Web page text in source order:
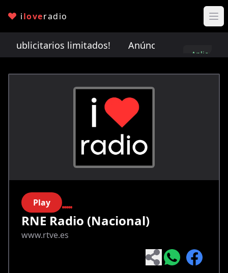
iloveradio
publicitarios limitados! Anúnciate con
Aplica
Play
RNE Radio (Nacional)
www.rtve.es